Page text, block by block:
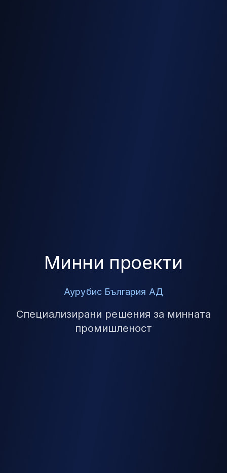
Минни проекти
Аурубис България АД
Специализирани решения за минната
промишленост